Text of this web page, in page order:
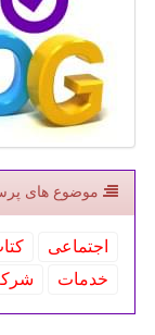
موضوع های
اجتماعی
خدمات